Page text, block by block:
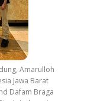
Amarulloh
Jawa Barat
Dafam Braga